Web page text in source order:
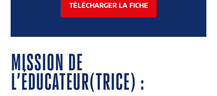
TÉLÉCHARGER LA FICHE
MISSION DE
L’ÉDUCATEUR(TRICE) :